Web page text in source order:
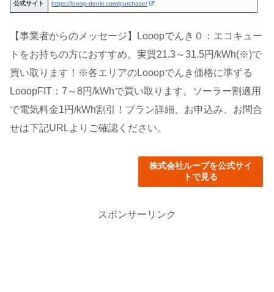
公式サイト https://looop-denki.com/purchase/
【事業者からのメッセージ】Looopでんき０：エコキュー
トをお持ちの方におすすめ。実質21.3～31.5円/kWh(※)で
買い取ります！※各エリアのLooopでんき価格に準ずる
LooopFIT：7～8円/kWhで買い取ります。ソーラー割適用
で電気料金1円/kWh割引！プラン詳細、お申込み、お問合
せは下記URLよりご確認ください。
株式会社ループを公式サイ
トで見る
スポンサーリンク